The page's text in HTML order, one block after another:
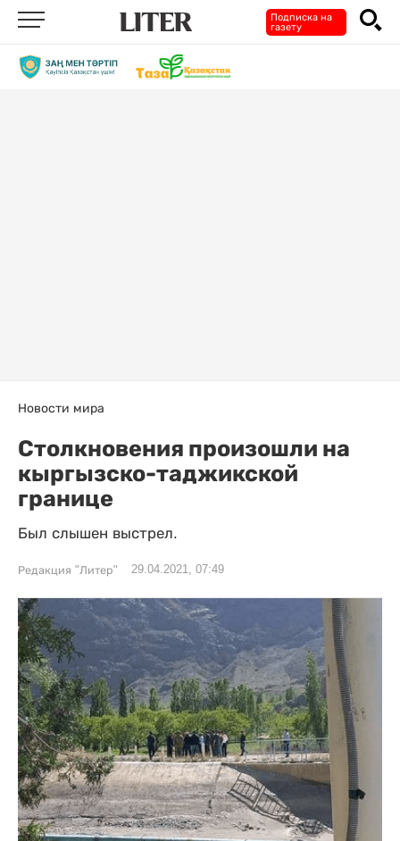
Подписка на
газету
Новости мира
Столкновения произошли на
кыргызско-таджикской
границе
Был слышен выстрел.
Редакция "Литер" 29.04.2021, 07:49